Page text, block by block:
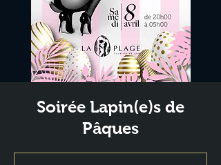
Soirée Lapin(e)s de
Pâques